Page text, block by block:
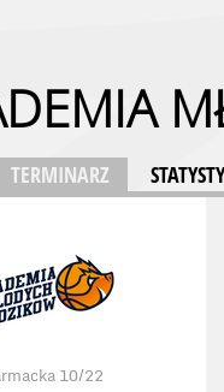
TERMINARZ
10/22